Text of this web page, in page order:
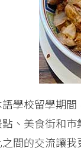
學校留學期
、美食街和
間的交流讓我